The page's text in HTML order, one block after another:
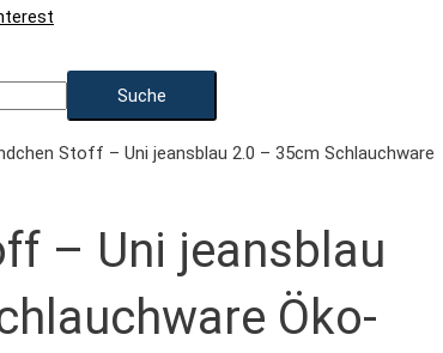
Stoff – Uni jeansblau 2.0 – 35cm Schlauchware
– Uni jeansblau
Öko-